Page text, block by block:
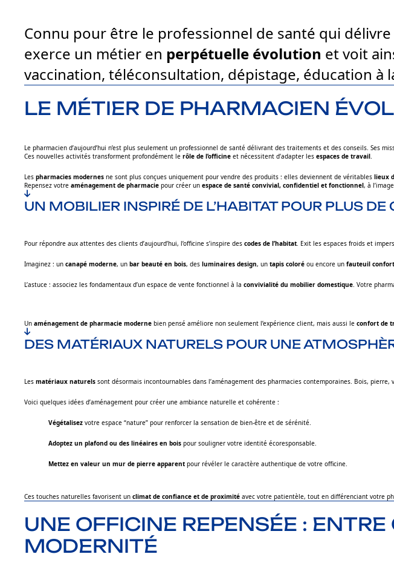
Connu pour être le professionnel de santé qui
exerce un métier en perpétuelle évolution et voit
vaccination, téléconsultation, dépistage, éducation à
LE MÉTIER DE PHARMACIEN
Le pharmacien d’aujourd’hui n’est plus seulement un professionnel de santé délivrant des traitements et des conseils. Ses
Ces nouvelles activités transforment profondément le rôle de l’officine et nécessitent d’adapter les espaces de travail
Les pharmacies modernes ne sont plus conçues uniquement pour vendre des produits : elles deviennent de véritables lieux
Repensez votre aménagement de pharmacie pour créer un espace de santé convivial, confidentiel et fonctionnel, à
UN MOBILIER INSPIRÉ DE L’HABITAT POUR PLUS
Pour répondre aux attentes des clients d’aujourd’hui, l’officine s’inspire des codes de l’habitat . Exit les espaces froids et
Imaginez : un canapé moderne, un bar beauté en bois, des luminaires design, un tapis coloré ou encore un fauteuil
L’astuce : associez les fondamentaux d’un espace de vente fonctionnel à la convivialité du mobilier domestique . Votre
Un aménagement de pharmacie moderne bien pensé améliore non seulement l’expérience client, mais aussi le confort de
DES MATÉRIAUX NATURELS POUR UNE
Les matériaux naturels sont désormais incontournables dans l’aménagement des pharmacies contemporaines. Bois,
Voici quelques idées d’aménagement pour créer une ambiance naturelle et cohérente :
Végétalisez votre espace “nature” pour renforcer la sensation de bien-être et de sérénité.
Adoptez un plafond ou des linéaires en bois pour souligner votre identité écoresponsable.
Mettez en valeur un mur de pierre apparent pour révéler le caractère authentique de votre officine.
Ces touches naturelles favorisent un climat de confiance et de proximité avec votre patientèle, tout en différenciant votre
UNE OFFICINE REPENSÉE :
MODERNITÉ